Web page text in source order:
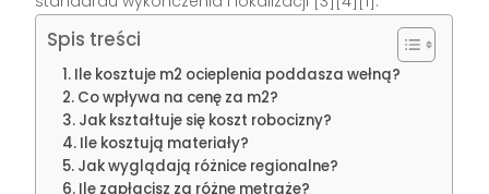
Spis treści
Ile kosztuje m2 ocieplenia poddasza wełną?
Co wpływa na cenę za m2?
Jak kształtuje się koszt robocizny?
Ile kosztują materiały?
Jak wyglądają różnice regionalne?
Ile zapłacisz za różne metraże?